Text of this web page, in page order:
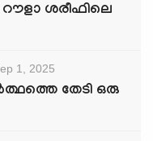
ശരീഫിലെ
1, 2025
തേടി ഒരു